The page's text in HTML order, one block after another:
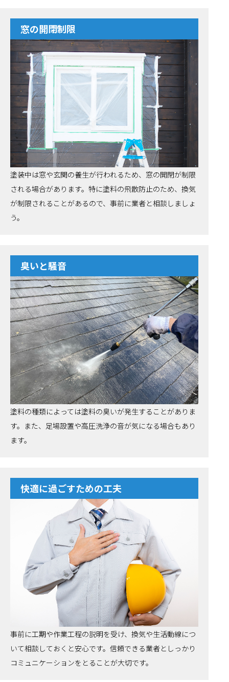
窓の開閉制限
塗装中は窓や玄関の養生が行われるため、窓の開閉が制限
される場合があります。特に塗料の飛散防止のため、換気
が制限されることがあるので、事前に業者と相談しましょ
う。
臭いと騒音
塗料の種類によっては塗料の臭いが発生することがありま
す。また、足場設置や高圧洗浄の音が気になる場合もあり
ます。
快適に過ごすための工夫
事前に工期や作業工程の説明を受け、換気や生活動線につ
いて相談しておくと安心です。信頼できる業者としっかり
コミュニケーションをとることが大切です。